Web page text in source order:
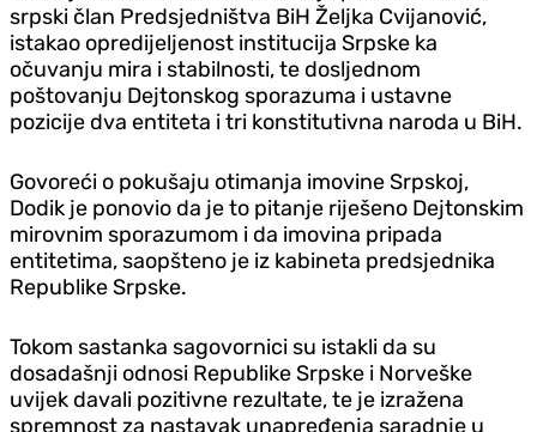
srpski član Predsjedništva BiH Željka Cvijanović,
istakao opredijeljenost institucija Srpske ka
očuvanju mira i stabilnosti, te dosljednom
poštovanju Dejtonskog sporazuma i ustavne
pozicije dva entiteta i tri konstitutivna naroda u BiH.
Govoreći o pokušaju otimanja imovine Srpskoj,
Dodik je ponovio da je to pitanje riješeno Dejtonskim
mirovnim sporazumom i da imovina pripada
entitetima, saopšteno je iz kabineta predsjednika
Republike Srpske.
Tokom sastanka sagovornici su istakli da su
dosadašnji odnosi Republike Srpske i Norveške
uvijek davali pozitivne rezultate, te je izražena
spremnost za nastavak unapređenja saradnje u